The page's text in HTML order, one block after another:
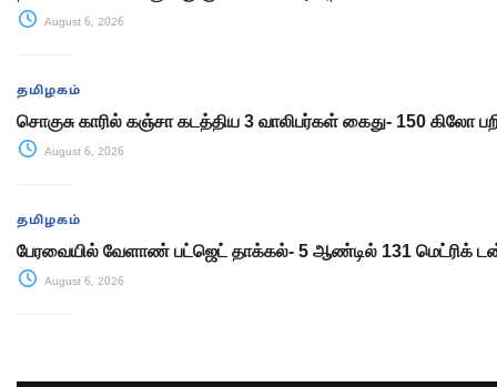
August 6, 2026
தமிழகம்
சொகுசு காரில் கஞ்சா கடத்திய 3 வாலிபர்கள் கைது- 150 கிலோ
August 6, 2026
தமிழகம்
பேரவையில் வேளாண் பட்ஜெட் தாக்கல்- 5 ஆண்டில் 131 மெட்ரிக்
August 6, 2026